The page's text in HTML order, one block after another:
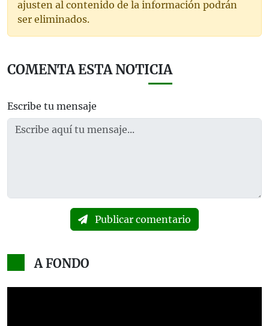
ajusten al contenido de la información podrán
ser eliminados.
COMENTA ESTA NOTICIA
Escribe tu mensaje
Publicar comentario
A FONDO